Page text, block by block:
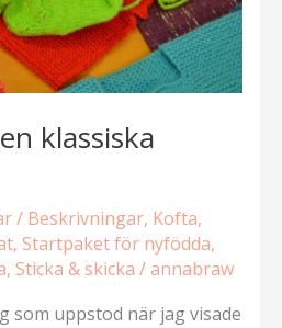
klassiska
/ Beskrivningar, Kofta,
, Startpaket för nyfödda,
, Sticka & skicka /annabraw
som uppstod när jag visade